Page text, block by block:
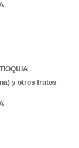
y otros frutos